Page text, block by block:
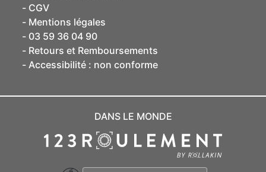
CGV
Mentions légales
03 59 36 04 90
Retours et Remboursements
Accessibilité : non conforme
DANS LE MONDE